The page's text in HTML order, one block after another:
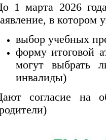
1 марта 2026
в котором
выбор учебных
форму итоговой
могут выбрать
инвалиды)
согласие на